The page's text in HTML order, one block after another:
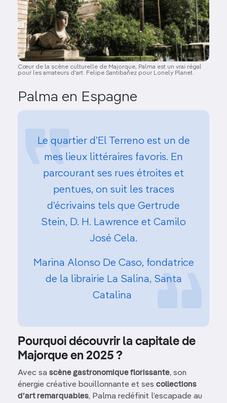
Cœur de la scène culturelle de Majorque, Palma est un vrai régal
pour les amateurs d’art. Felipe Santibañez pour Lonely Planet.
Palma en Espagne
Le quartier d’El Terreno est un de
mes lieux littéraires favoris. En
parcourant ses rues étroites et
pentues, on suit les traces
d’écrivains tels que Gertrude
Stein, D. H. Lawrence et Camilo
José Cela.
Marina Alonso De Caso, fondatrice
de la librairie La Salina, Santa
Catalina
Pourquoi découvrir la capitale de
Majorque en 2025 ?
Avec sa scène gastronomique florissante, son
énergie créative bouillonnante et ses collections
d’art remarquables, Palma redéfinit l’escapade au